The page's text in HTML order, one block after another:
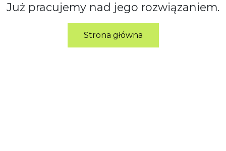
Już pracujemy nad jego rozwiązaniem.
Strona główna